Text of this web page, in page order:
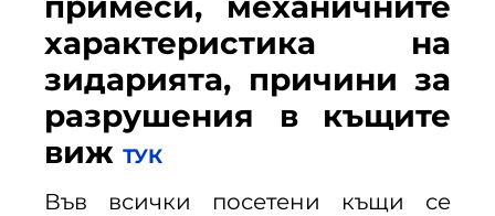
характеристика на
зидарията, причини за
разрушения в къщите
виж ТУК
Във всички посетени къщи се